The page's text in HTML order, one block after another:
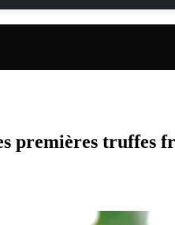
premières truffes